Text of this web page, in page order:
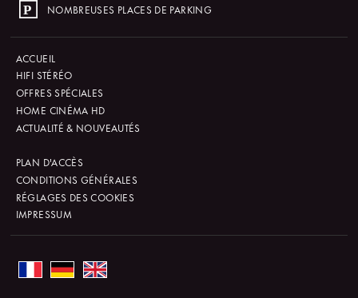
NOMBREUSES PLACES DE PARKING
ACCUEIL
HIFI STÉRÉO
OFFRES SPÉCIALES
HOME CINÉMA HD
ACTUALITÉ & NOUVEAUTÉS
PLAN D'ACCÈS
CONDITIONS GÉNÉRALES
RÉGLAGES DES COOKIES
IMPRESSUM